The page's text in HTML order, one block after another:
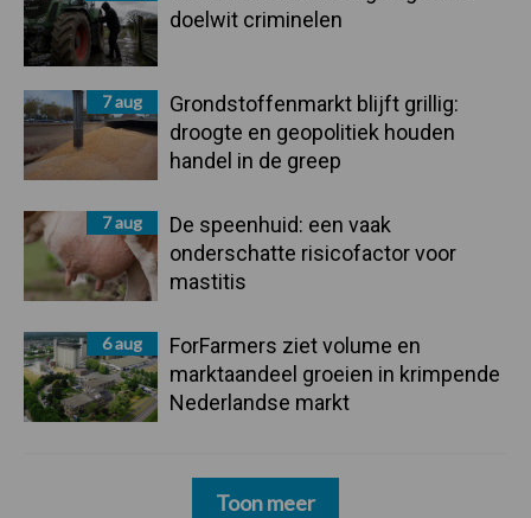
doelwit criminelen
7 aug
Grondstoffenmarkt blijft grillig:
droogte en geopolitiek houden
handel in de greep
7 aug
De speenhuid: een vaak
onderschatte risicofactor voor
mastitis
6 aug
ForFarmers ziet volume en
marktaandeel groeien in krimpende
Nederlandse markt
Toon meer